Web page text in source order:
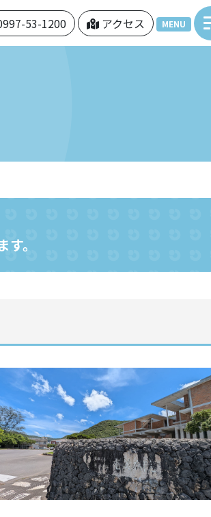
53-1200 アクセス MENU
。